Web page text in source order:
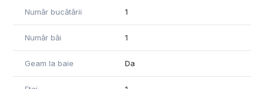
Număr bucătării 1
Număr băi 1
Geam la baie Da